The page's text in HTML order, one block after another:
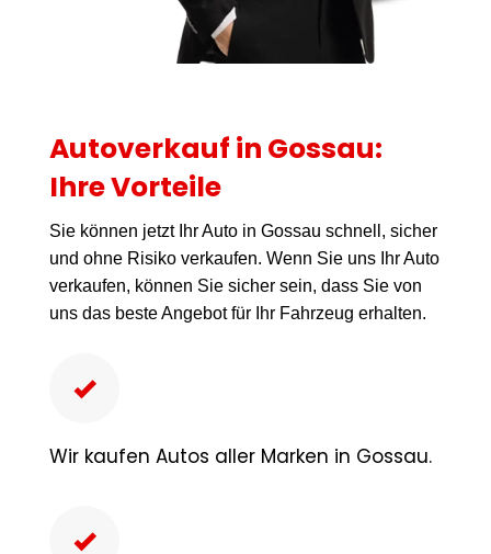
Autoverkauf in Gossau:
Ihre Vorteile
Sie können jetzt Ihr Auto in Gossau schnell, sicher
und ohne Risiko verkaufen. Wenn Sie uns Ihr Auto
verkaufen, können Sie sicher sein, dass Sie von
uns das beste Angebot für Ihr Fahrzeug erhalten.
Wir kaufen Autos aller Marken in Gossau.